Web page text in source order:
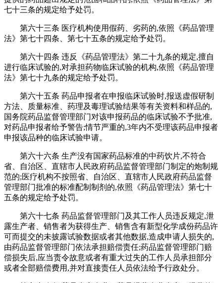
七十三条的规定给予处罚。
第六十三条 医疗机构使用假药、劣药的,依照《药品管理
法》第七十四条、第七十五条的规定给予处罚。
第六十四条 违反《药品管理法》第二十九条的规定,擅自
进行临床试验的,对承担药物临床试验的机构,依照《药品管理
法》第七十九条的规定给予处罚。
第六十五条 药品申报者在申报临床试验时,报送虚假研制
方法、质量标准、药理及毒理试验结果等有关资料和样品的,
国务院药品监督管理部门对该申报药品的临床试验不予批准,
对药品申报者给予警告;情节严重的,3年内不受理该药品申报者
申报该品种的临床试验申请。
第六十六条 生产没有国家药品标准的中药饮片,不符合
省、自治区、直辖市人民政府药品监督管理部门制定的炮制规
范的;医疗机构不按照省、自治区、直辖市人民政府药品监督
管理部门批准的标准配制制剂的,依照《药品管理法》第七十
五条的规定给予处罚。
第六十七条 药品监督管理部门及其工作人员违反规定,泄
露生产者、销售者为获得生产、销售含有新型化学成份药品许
可而提交的未披露试验数据或者其他数据,造成申请人损失的,
由药品监督管理部门依法承担赔偿责任;药品监督管理部门赔
偿损失后,应当责令故意或者有重大过失的工作人员承担部分
或者全部赔偿费用,并对直接责任人员依法给予行政处分。